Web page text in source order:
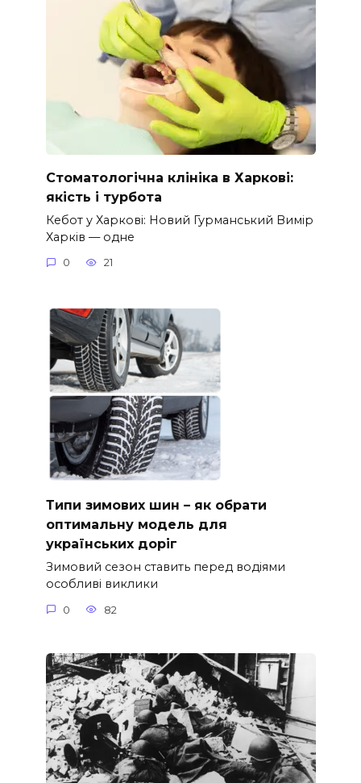
Стоматологічна клініка в Харкові:
якість і турбота
Кебот у Харкові: Новий Гурманський Вимір
Харків — одне
0 21
Типи зимових шин – як обрати
оптимальну модель для
українських доріг
Зимовий сезон ставить перед водіями
особливі виклики
0 82